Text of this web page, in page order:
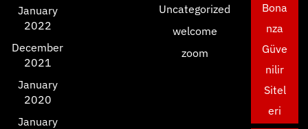
January
2022
December
2021
January
2020
January
Uncategorized
welcome
zoom
Bona
nza
Güve
nilir
Sitel
eri